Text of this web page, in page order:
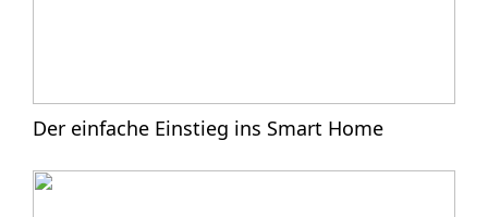
Der einfache Einstieg ins Smart Home